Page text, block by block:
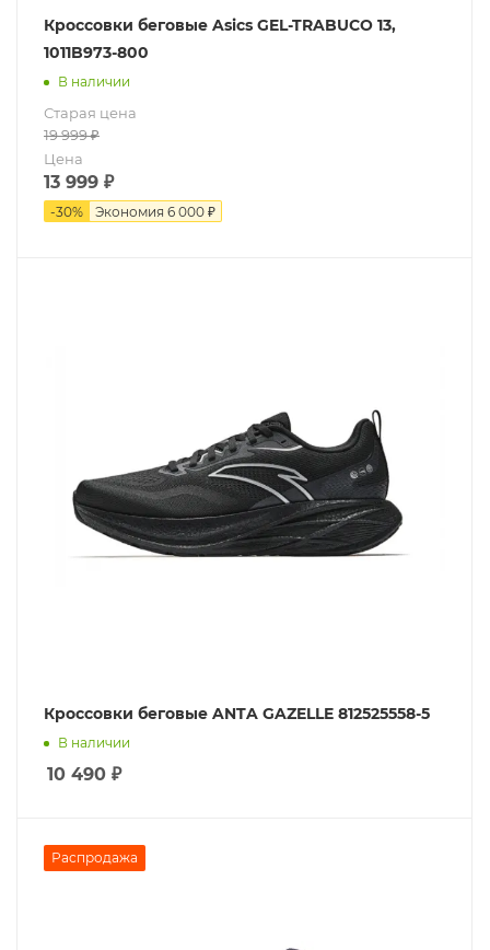
Кроссовки беговые Asics GEL-TRABUCO 13,
1011B973-800
В наличии
Старая цена
19 999₽
Цена
13 999 ₽
-30% Экономия 6 000 ₽
Кроссовки беговые ANTA GAZELLE 812525558-5
В наличии
10 490 ₽
Распродажа